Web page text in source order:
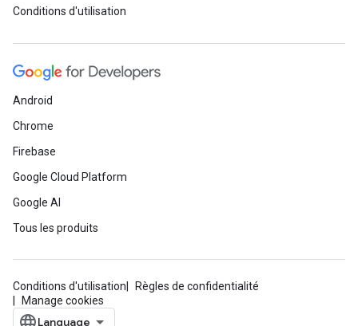
Conditions d'utilisation
Android
Chrome
Firebase
Google Cloud Platform
Google AI
Tous les produits
Conditions d'utilisation
Règles de confidentialité
Manage cookies